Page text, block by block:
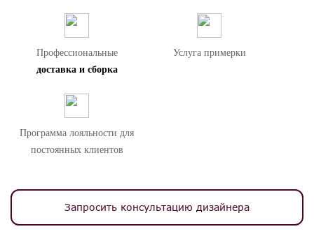
Профессиональные
доставка и сборка
Услуга примерки
Программа лояльности для
постоянных клиентов
Запросить консультацию дизайнера